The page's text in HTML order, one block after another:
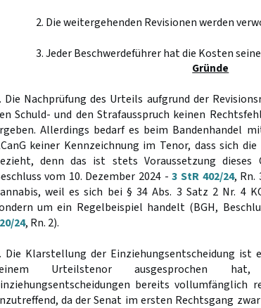
2. Die weitergehenden Revisionen werden
3. Jeder Beschwerdeführer hat die Kosten
Gründe
Die Nachprüfung des Urteils aufgrund der
Schuld- und den Strafausspruch keinen
Allerdings bedarf es beim Bandenhandel
keiner Kennzeichnung im Tenor, dass sich
denn das ist stets Voraussetzung dieses
vom 10. Dezember 2024 -3 StR 402/24, Rn.
weil es sich bei § 34 Abs. 3 Satz 2 Nr. 4
um ein Regelbeispiel handelt (BGH,
24, Rn. 2).
Die Klarstellung der Einziehungsentscheidung ist
Urteilstenor ausgesprochen
bereits vollumfänglich
da der Senat im ersten Rechtsgang